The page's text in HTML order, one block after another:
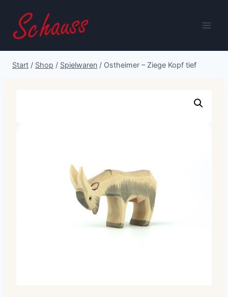
Inhalt
springen
Start / Shop / Spielwaren / Ostheimer – Ziege Kopf tief